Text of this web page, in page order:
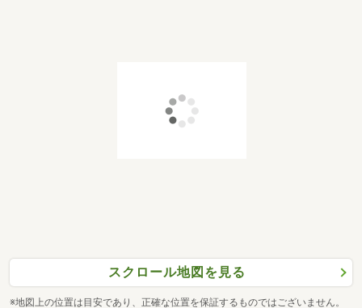
スクロール地図を見る
※地図上の位置は目安であり、正確な位置を保証するものではございません。